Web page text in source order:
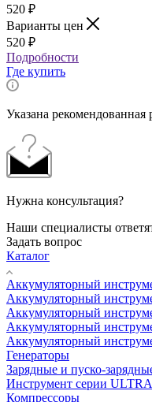
520 ₽
Варианты цен
520 ₽
Подробности
Где купить
Указана рекомендованная
Нужна консультация?
Наши специалисты
Задать вопрос
Каталог
Аккумуляторный
Аккумуляторный
Аккумуляторный
Аккумуляторный
Аккумуляторный
Генераторы
Зарядные и пуско-
Инструмент серии ULTRA
Компрессоры